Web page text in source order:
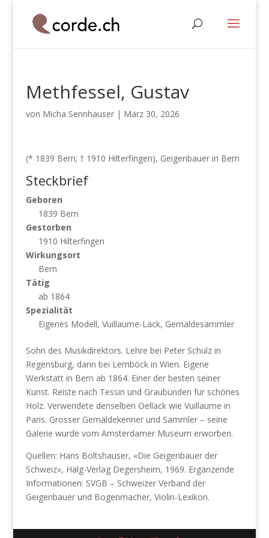
Methfessel, Gustav
von Micha Sennhauser| März 30, 2026
(* 1839 Bern; † 1910 Hilterfingen), Geigenbauer in Bern
Steckbrief
Geboren
1839 Bern
Gestorben
1910 Hilterfingen
Wirkungsort
Bern
Tätig
ab 1864
Spezialität
Eigenes Modell, Vuillaume-Lack, Gemäldesammler
Sohn des Musikdirektors. Lehre bei Peter Schulz in
Regensburg, dann bei Lemböck in Wien. Eigene
Werkstatt in Bern ab 1864. Einer der besten seiner
Kunst. Reiste nach Tessin und Graubünden für schönes
Holz. Verwendete denselben Oellack wie Vuillaume in
Paris. Grosser Gemäldekenner und Sammler – seine
Galerie wurde vom Amsterdamer Museum erworben.
Quellen: Hans Boltshauser, «Die Geigenbauer der
Schweiz», Hälg-Verlag Degersheim, 1969. Ergänzende
Informationen: SVGB – Schweizer Verband der
Geigenbauer und Bogenmacher, Violin-Lexikon.